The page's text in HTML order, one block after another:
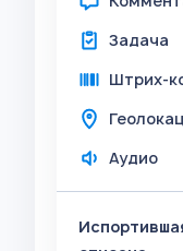
Задача
Штрих-
Аудио